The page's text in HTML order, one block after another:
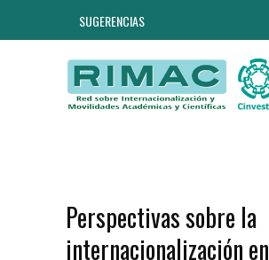
SUGERENCIAS
Perspectivas sobre la
internacionalización en